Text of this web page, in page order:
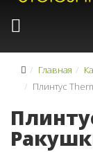
Главная
Плинтус